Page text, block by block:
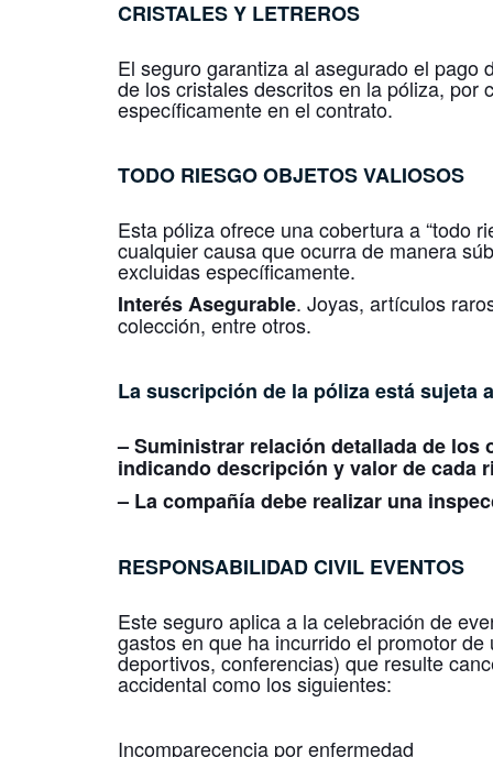
CRISTALES Y LETREROS
El seguro garantiza al asegurado el pago
de los cristales descritos en la póliza, por
específicamente en el contrato.
TODO RIESGOOBJETOS VALIOSOS
Esta póliza ofrece una cobertura a “todo
cualquier causa que ocurra de manera
excluidas específicamente.
Interés Asegurable. Joyas, artículos
colección, entre otros.
La suscripción de la póliza está sujeta
– Suministrar relación detallada de los
indicandodescripción y valor de cada
– La compañía debe realizar una
RESPONSABILIDAD CIVIL EVENTOS
Este seguro aplica a la celebración de
gastos en que ha incurrido el promotor
deportivos, conferencias) que resulte
accidental como los siguientes:
Incomparecencia por enfermedad